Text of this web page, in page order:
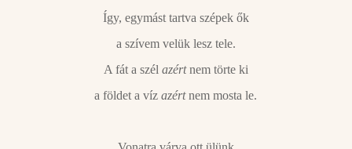
Így, egymást tartva szépek ők
a szívem velük lesz tele.
A fát a szél azértnem törte ki
a földet a vízazértnem mosta le.